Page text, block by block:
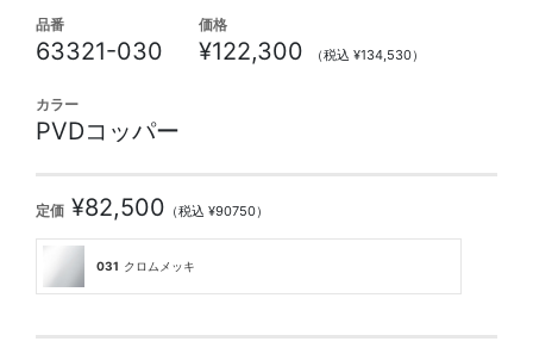
品番
63321-030
価格
¥122,300 （税込 ¥134,530）
カラー
PVDコッパー
定価 ¥82,500 （税込 ¥90750）
031 クロムメッキ